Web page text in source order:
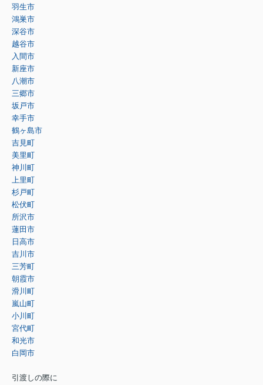
羽生市
鴻巣市
深谷市
越谷市
入間市
新座市
八潮市
三郷市
坂戸市
幸手市
鶴ヶ島市
吉見町
美里町
神川町
上里町
杉戸町
松伏町
所沢市
蓮田市
日高市
吉川市
三芳町
朝霞市
滑川町
嵐山町
小川町
宮代町
和光市
白岡市
引渡しの際に